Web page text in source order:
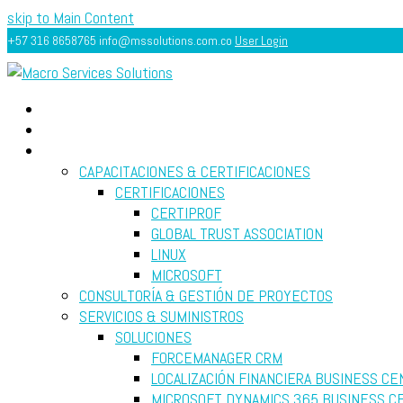
skip to Main Content
+57 316 8658765 info@mssolutions.com.co User Login
CAPACITACIONES & CERTIFICACIONES
CERTIFICACIONES
CERTIPROF
GLOBAL TRUST ASSOCIATION
LINUX
MICROSOFT
CONSULTORÍA & GESTIÓN DE PROYECTOS
SERVICIOS & SUMINISTROS
SOLUCIONES
FORCEMANAGER CRM
LOCALIZACIÓN FINANCIERA BUSINESS